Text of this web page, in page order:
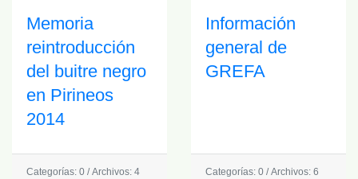
Memoria
reintroducción
del buitre negro
en Pirineos
2014
Categorías: 0/Archivos: 4
Información
general de
GREFA
Categorías: 0/Archivos: 6